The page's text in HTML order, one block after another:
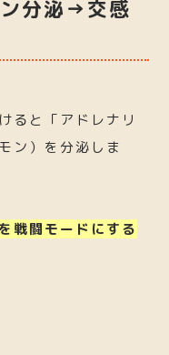
分泌→交感
ると「アドレナリ
ン）を分泌しま
戦闘モードにする